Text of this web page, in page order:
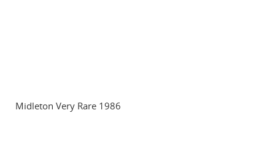
Midleton Very Rare 1986